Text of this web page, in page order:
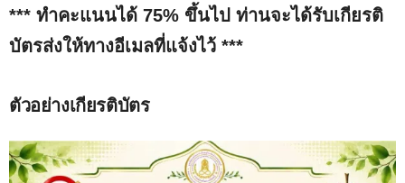
M
*** ทำคะแนนได้ 75% ขึ้นไป ท่านจะได้รับเกียรติ
บัตรส่งให้ทางอีเมลที่แจ้งไว้ ***
ตัวอย่างเกียรติบัตร